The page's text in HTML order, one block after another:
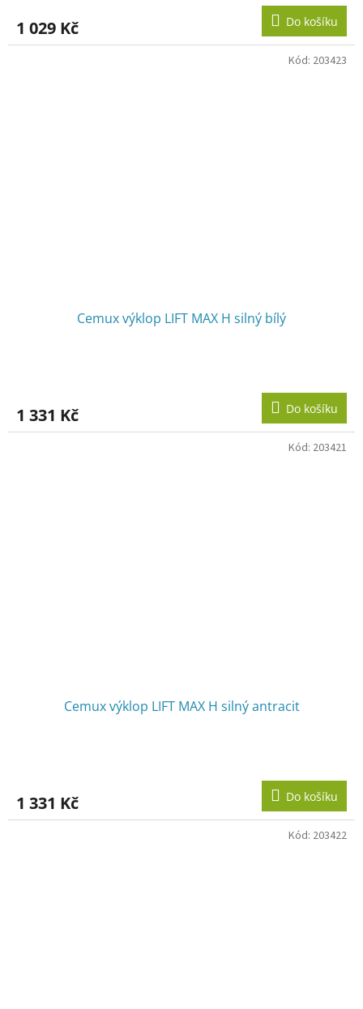
1 029 Kč Do košíku
Cemux výklop LIFT MAX H silný bílý
1 331 Kč Do košíku
Kód: 203423
Cemux výklop LIFT MAX H silný antracit
1 331 Kč Do košíku
Kód: 203421
Kód: 203422